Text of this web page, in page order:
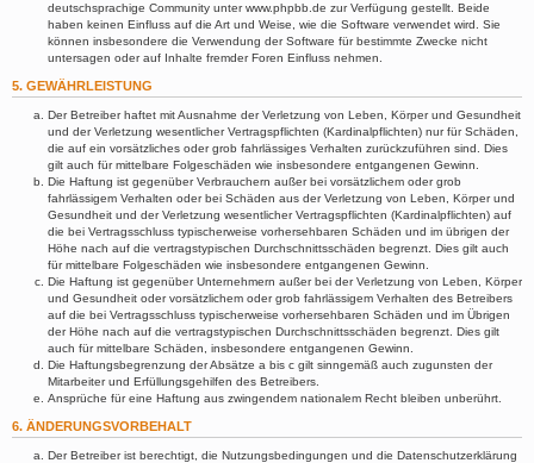
deutschsprachige Community unter www.phpbb.de zur Verfügung gestellt. Beide
haben keinen Einfluss auf die Art und Weise, wie die Software verwendet wird. Sie
können insbesondere die Verwendung der Software für bestimmte Zwecke nicht
untersagen oder auf Inhalte fremder Foren Einfluss nehmen.
5. GEWÄHRLEISTUNG
Der Betreiber haftet mit Ausnahme der Verletzung von Leben, Körper und Gesundheit
und der Verletzung wesentlicher Vertragspflichten (Kardinalpflichten) nur für Schäden,
die auf ein vorsätzliches oder grob fahrlässiges Verhalten zurückzuführen sind. Dies
gilt auch für mittelbare Folgeschäden wie insbesondere entgangenen Gewinn.
Die Haftung ist gegenüber Verbrauchern außer bei vorsätzlichem oder grob
fahrlässigem Verhalten oder bei Schäden aus der Verletzung von Leben, Körper und
Gesundheit und der Verletzung wesentlicher Vertragspflichten (Kardinalpflichten) auf
die bei Vertragsschluss typischerweise vorhersehbaren Schäden und im übrigen der
Höhe nach auf die vertragstypischen Durchschnittsschäden begrenzt. Dies gilt auch
für mittelbare Folgeschäden wie insbesondere entgangenen Gewinn.
Die Haftung ist gegenüber Unternehmern außer bei der Verletzung von Leben, Körper
und Gesundheit oder vorsätzlichem oder grob fahrlässigem Verhalten des Betreibers
auf die bei Vertragsschluss typischerweise vorhersehbaren Schäden und im Übrigen
der Höhe nach auf die vertragstypischen Durchschnittsschäden begrenzt. Dies gilt
auch für mittelbare Schäden, insbesondere entgangenen Gewinn.
Die Haftungsbegrenzung der Absätze a bis c gilt sinngemäß auch zugunsten der
Mitarbeiter und Erfüllungsgehilfen des Betreibers.
Ansprüche für eine Haftung aus zwingendem nationalem Recht bleiben unberührt.
6. ÄNDERUNGSVORBEHALT
Der Betreiber ist berechtigt, die Nutzungsbedingungen und die Datenschutzerklärung